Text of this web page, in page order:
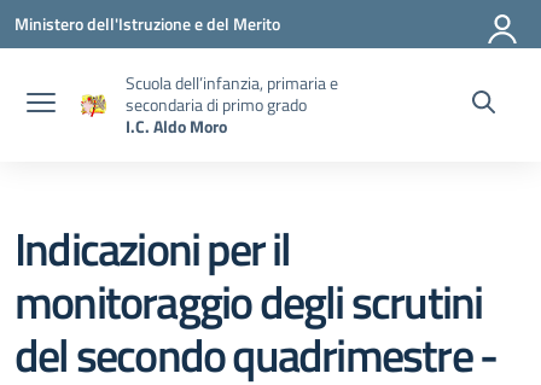
Vai ai contenuti
Vai al menu di navigazione
Vai al footer
Ministero dell'Istruzione e del Merito
Scuola dell’infanzia, primaria e
secondaria di primo grado
I.C. Aldo Moro
Indicazioni per il
monitoraggio degli scrutini
del secondo quadrimestre -